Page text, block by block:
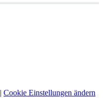
Cookie Einstellungen ändern